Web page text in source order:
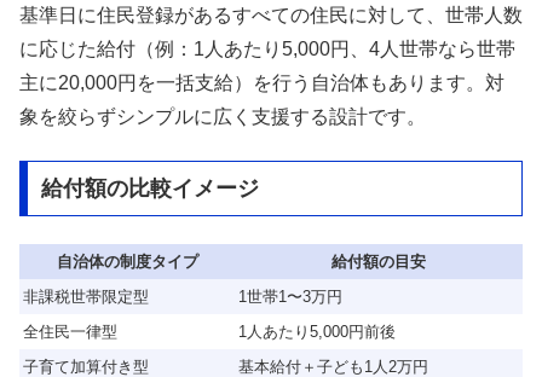
基準日に住民登録があるすべての住民に対して、世帯人数
に応じた給付（例：1人あたり5,000円、4人世帯なら世帯
主に20,000円を一括支給）を行う自治体もあります。対
象を絞らずシンプルに広く支援する設計です。
給付額の比較イメージ
自治体の制度タイプ
給付額の目安
非課税世帯限定型
1世帯1〜3万円
全住民一律型
1人あたり5,000円前後
子育て加算付き型
基本給付＋子ども1人2万円